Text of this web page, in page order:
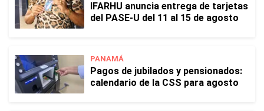
IFARHU anuncia entrega de tarjetas
del PASE-U del 11 al 15 de agosto
PANAMÁ
Pagos de jubilados y pensionados:
calendario de la CSS para agosto